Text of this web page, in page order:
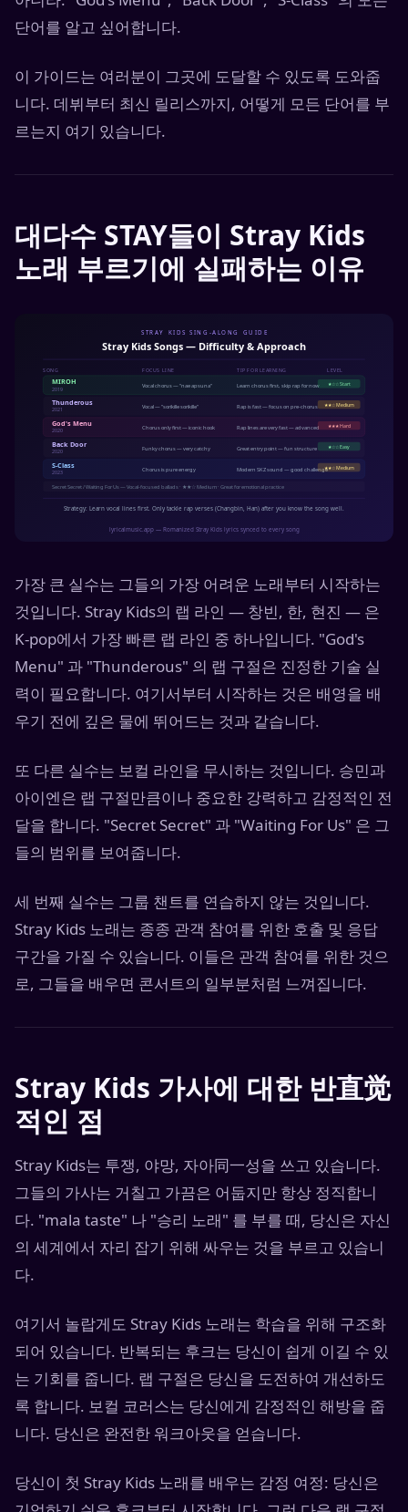
단어를 알고 싶어합니다.
이 가이드는 여러분이 그곳에 도달할 수 있도록 도와줍
니다. 데뷔부터 최신 릴리스까지, 어떻게 모든 단어를 부
르는지 여기 있습니다.
대다수 STAY들이 Stray Kids
노래 부르기에 실패하는 이유
가장 큰 실수는 그들의 가장 어려운 노래부터 시작하는
것입니다. Stray Kids의 랩 라인 — 창빈, 한, 현진 — 은
K-pop에서 가장 빠른 랩 라인 중 하나입니다. "God's
Menu" 과 "Thunderous" 의 랩 구절은 진정한 기술 실
력이 필요합니다. 여기서부터 시작하는 것은 배영을 배
우기 전에 깊은 물에 뛰어드는 것과 같습니다.
또 다른 실수는 보컬 라인을 무시하는 것입니다. 승민과
아이엔은 랩 구절만큼이나 중요한 강력하고 감정적인 전
달을 합니다. "Secret Secret" 과 "Waiting For Us" 은 그
들의 범위를 보여줍니다.
세 번째 실수는 그룹 챈트를 연습하지 않는 것입니다.
Stray Kids 노래는 종종 관객 참여를 위한 호출 및 응답
구간을 가질 수 있습니다. 이들은 관객 참여를 위한 것으
로, 그들을 배우면 콘서트의 일부분처럼 느껴집니다.
Stray Kids 가사에 대한 반直觉
적인 점
Stray Kids는 투쟁, 야망, 자아同一성을 쓰고 있습니다.
그들의 가사는 거칠고 가끔은 어둡지만 항상 정직합니
다. "mala taste" 나 "승리 노래" 를 부를 때, 당신은 자신
의 세계에서 자리 잡기 위해 싸우는 것을 부르고 있습니
다.
여기서 놀랍게도 Stray Kids 노래는 학습을 위해 구조화
되어 있습니다. 반복되는 후크는 당신이 쉽게 이길 수 있
는 기회를 줍니다. 랩 구절은 당신을 도전하여 개선하도
록 합니다. 보컬 코러스는 당신에게 감정적인 해방을 줍
니다. 당신은 완전한 워크아웃을 얻습니다.
당신이 첫 Stray Kids 노래를 배우는 감정 여정: 당신은